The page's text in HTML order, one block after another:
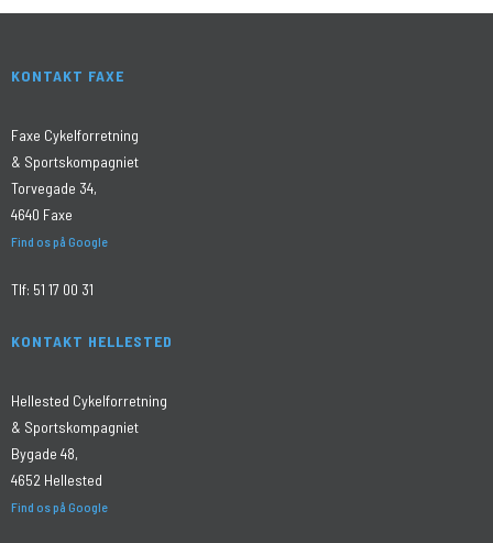
KONTAKT FAXE
Faxe Cykelforretning
& Sportskompagniet
Torvegade 34,
4640 Faxe
Find os på Google
Tlf: 51 17 00 31
KONTAKT HELLESTED
Hellested Cykelforretning
& Sportskompagniet
Bygade 48,
4652 Hellested
Find os på Google